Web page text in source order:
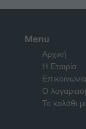
Menu
Αρχική
Η Εταιρία
Επικοινωνία
Ο
Το καλάθι